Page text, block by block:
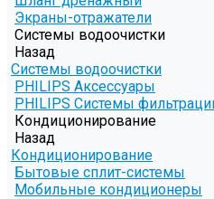
Экраны-отражатели
Системы водоочистки
Назад
Системы водоочистки
PHILIPS Аксессуары
PHILIPS Системы
Кондиционирование
Назад
Кондиционирование
Бытовые сплит-системы
Мобильные кондиционеры